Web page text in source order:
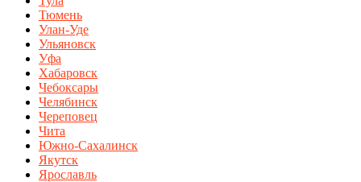
Тюмень
Улан-Уде
Ульяновск
Уфа
Хабаровск
Чебоксары
Челябинск
Череповец
Чита
Южно-Сахалинск
Якутск
Ярославль